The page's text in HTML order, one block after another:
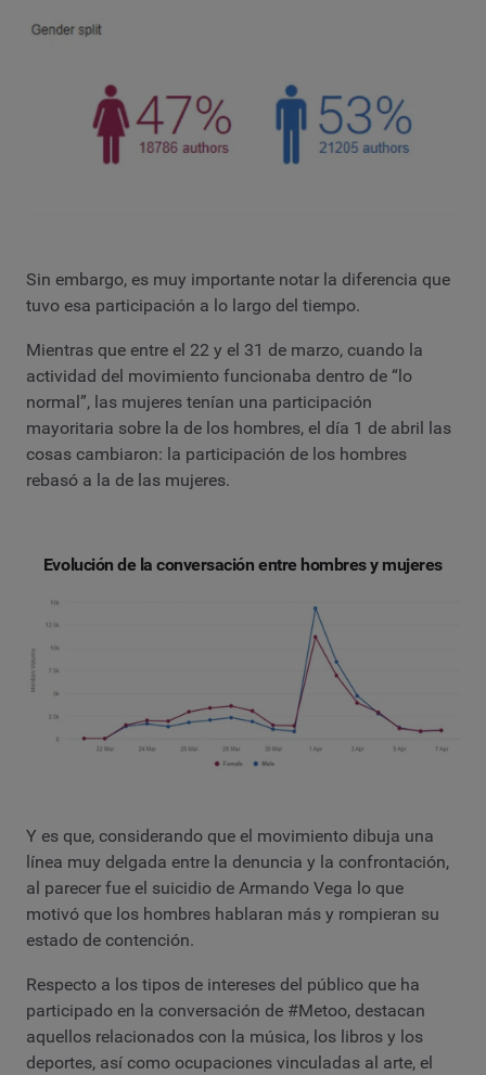
Sin embargo, es muy importante notar la diferencia que
tuvo esa participación a lo largo del tiempo.
Mientras que entre el 22 y el 31 de marzo, cuando la
actividad del movimiento funcionaba dentro de “lo
normal”, las mujeres tenían una participación
mayoritaria sobre la de los hombres, el día 1 de abril las
cosas cambiaron: la participación de los hombres
rebasó a la de las mujeres.
Evolución de la conversación entre hombres y mujeres
Y es que, considerando que el movimiento dibuja una
línea muy delgada entre la denuncia y la confrontación,
al parecer fue el suicidio de Armando Vega lo que
motivó que los hombres hablaran más y rompieran su
estado de contención.
Respecto a los tipos de intereses del público que ha
participado en la conversación de #Metoo, destacan
aquellos relacionados con la música, los libros y los
deportes, así como ocupaciones vinculadas al arte, el